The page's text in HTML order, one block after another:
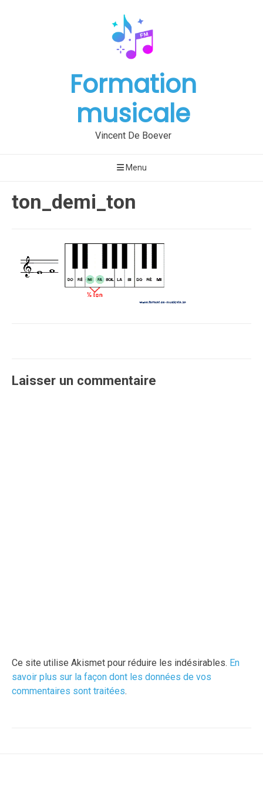
Formation
musicale
Vincent De Boever
Menu
ton_demi_ton
Laisser un commentaire
Ce site utilise Akismet pour réduire les indésirables. En
savoir plus sur la façon dont les données de vos
commentaires sont traitées.